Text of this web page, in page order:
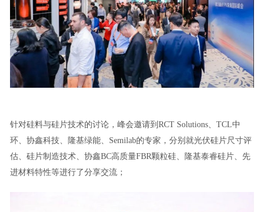
针对硅料与硅片技术的讨论，峰会邀请到RCT Solutions、TCL中
环、协鑫科技、隆基绿能、Semilab的专家，分别就光伏硅片尺寸评
估、硅片制造技术、协鑫BC高质量FBR颗粒硅、隆基泰睿硅片、先
进材料特性等进行了分享交流；